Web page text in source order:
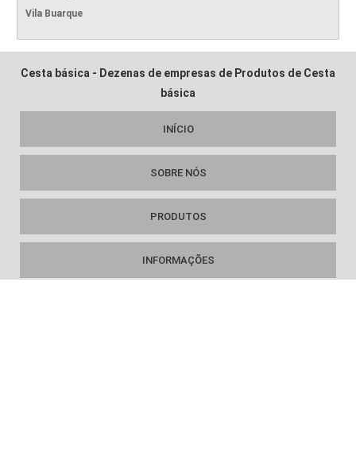
Vila Buarque
Cesta básica - Dezenas de empresas de Produtos de Cesta
básica
INÍCIO
SOBRE NÓS
PRODUTOS
INFORMAÇÕES